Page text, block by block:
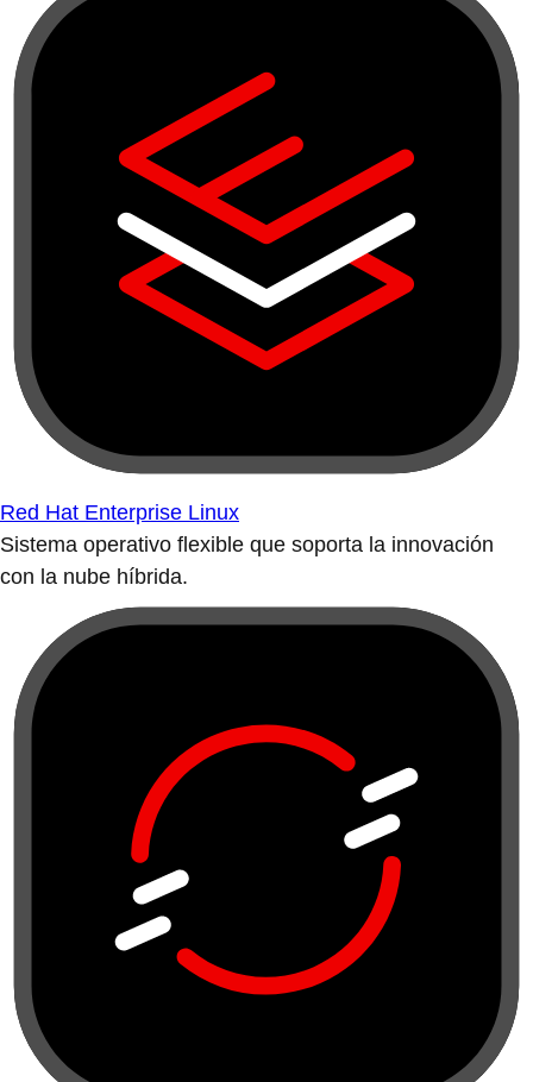
Red Hat Enterprise Linux
Sistema operativo flexible que soporta la innovación
con la nube híbrida.